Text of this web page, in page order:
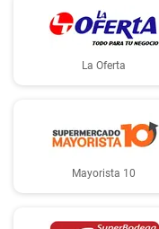
La Oferta
Mayorista 10